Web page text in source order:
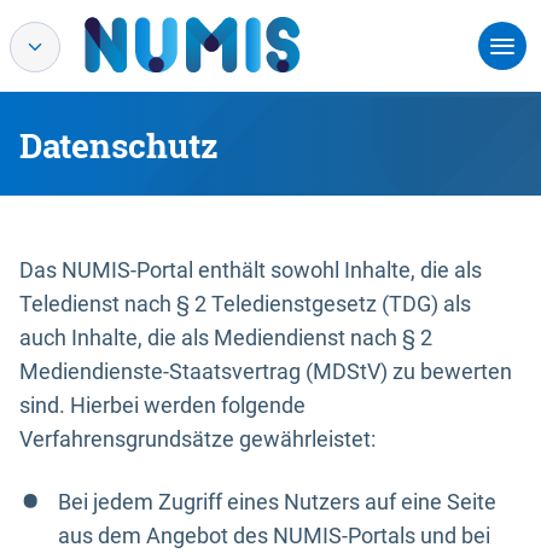
Datenschutz
Das NUMIS-Portal enthält sowohl Inhalte, die als
Teledienst nach § 2 Teledienstgesetz (TDG) als
auch Inhalte, die als Mediendienst nach § 2
Mediendienste-Staatsvertrag (MDStV) zu bewerten
sind. Hierbei werden folgende
Verfahrensgrundsätze gewährleistet:
Bei jedem Zugriff eines Nutzers auf eine Seite
aus dem Angebot des NUMIS-Portals und bei